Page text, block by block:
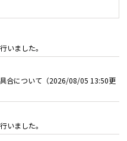
いました。
合について（2026/08/05 13:50更
いました。